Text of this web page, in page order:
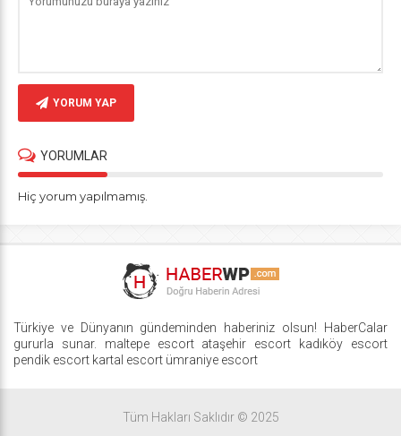
YORUM YAP
YORUMLAR
Hiç yorum yapılmamış.
Türkiye ve Dünyanın gündeminden haberiniz olsun! HaberCalar
gururla sunar. maltepe escort ataşehir escort
kadıköy escort
pendik escort kartal escort ümraniye escort
Tüm Hakları Saklıdır © 2025